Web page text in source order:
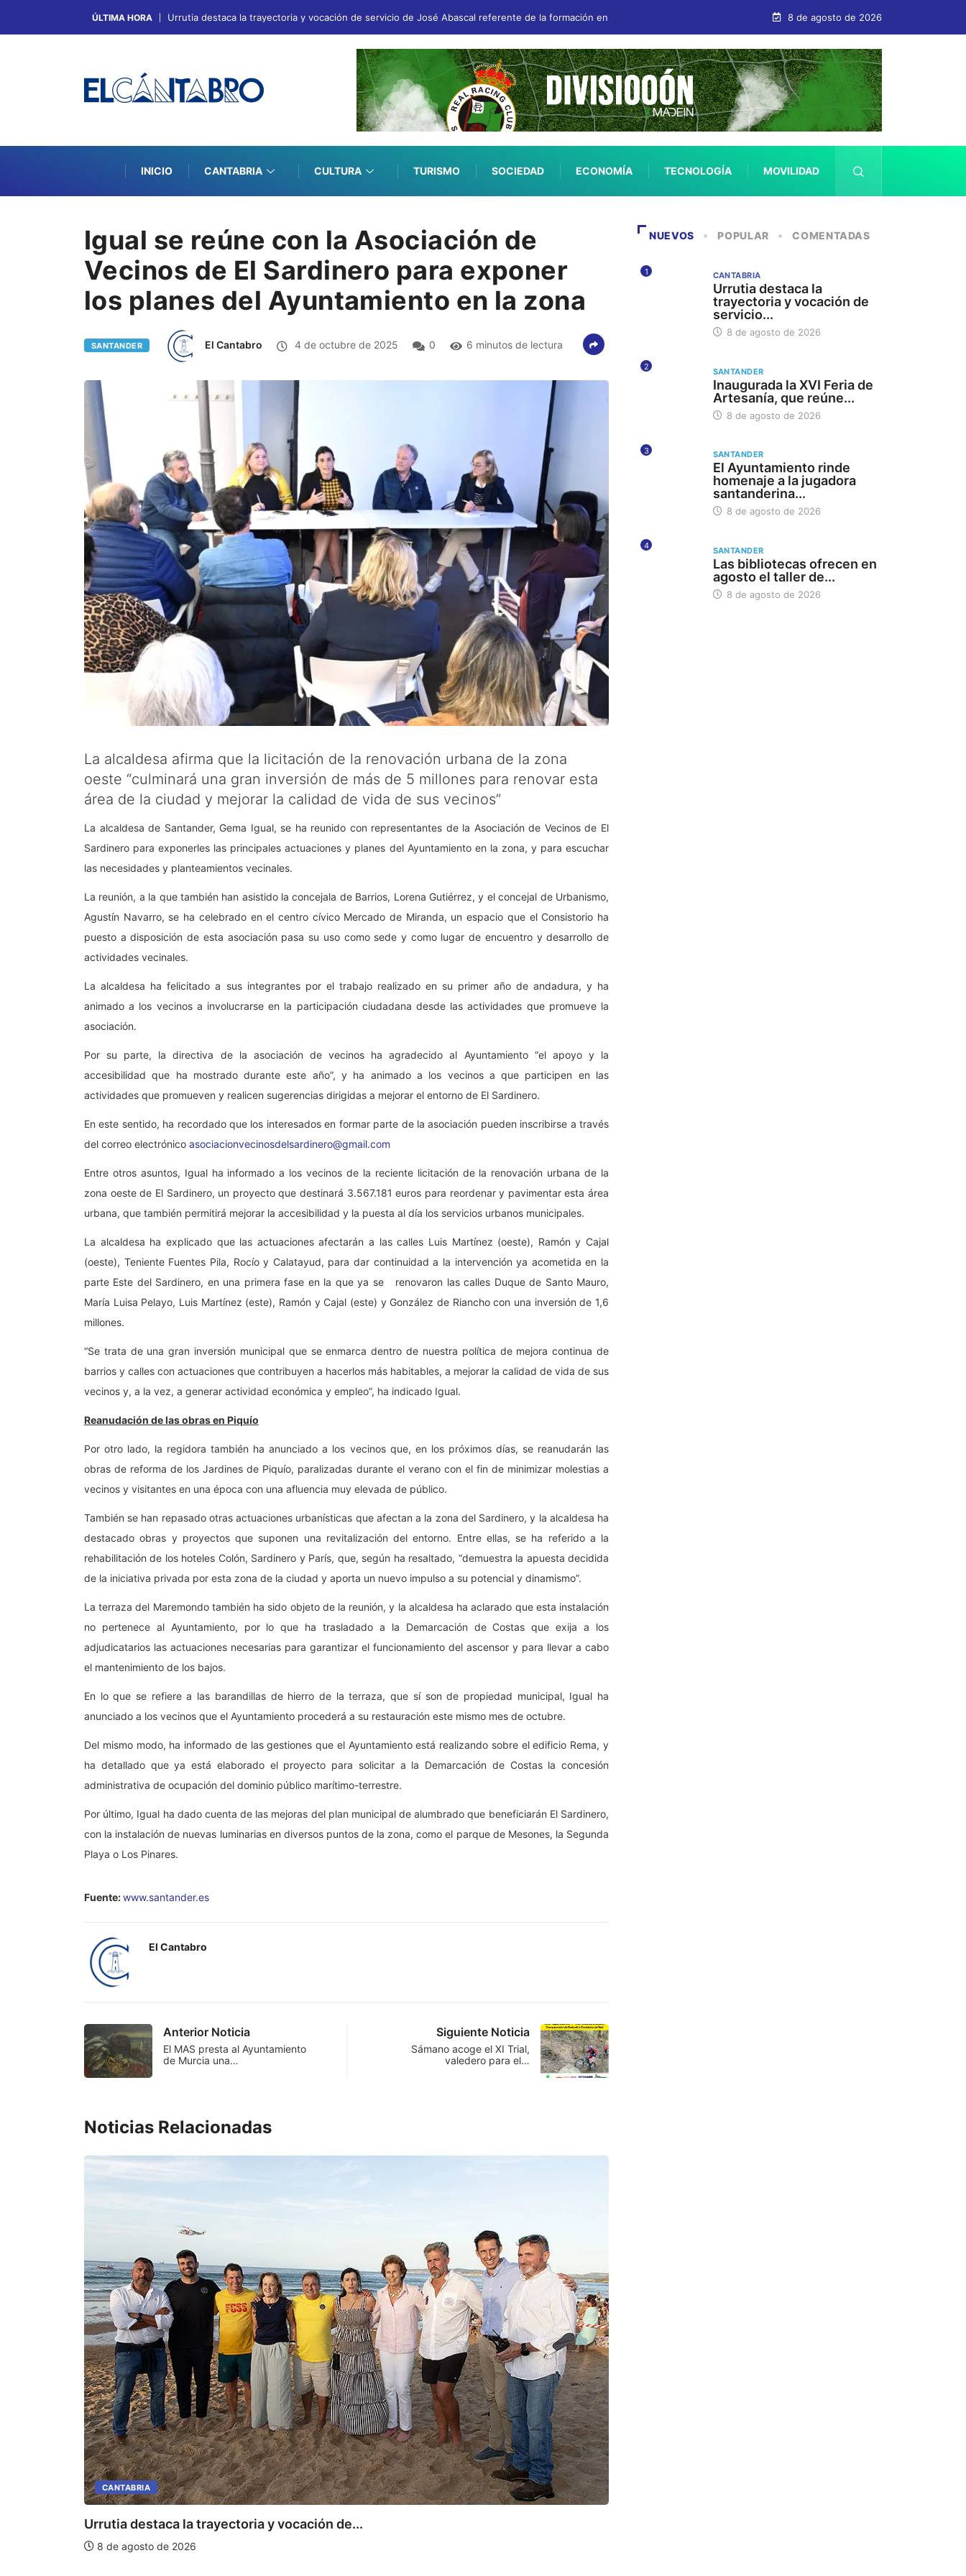
ÚLTIMA HORA Urrutia destaca la trayectoria y vocación de servicio de José Abascal referente de la formación en seguridad y prevención en el medio acuático8 de agosto de 2026
INICIO CANTABRIA CULTURA TURISMO SOCIEDAD ECONOMÍA TECNOLOGÍA MOVILIDAD
Igual se reúne con la Asociación de
Vecinos de El Sardinero para exponer
los planes del Ayuntamiento en la zona
SANTANDER El Cantabro 4 de octubre de 2025 0 6 minutos de lectura
La alcaldesa afirma que la licitación de la renovación urbana de la zona
oeste “culminará una gran inversión de más de 5 millones para renovar esta
área de la ciudad y mejorar la calidad de vida de sus vecinos”
La alcaldesa de Santander, Gema Igual, se ha reunido con representantes de la Asociación de Vecinos de El
Sardinero para exponerles las principales actuaciones y planes del Ayuntamiento en la zona, y para escuchar
las necesidades y planteamientos vecinales.
La reunión, a la que también han asistido la concejala de Barrios, Lorena Gutiérrez, y el concejal de Urbanismo,
Agustín Navarro, se ha celebrado en el centro cívico Mercado de Miranda, un espacio que el Consistorio ha
puesto a disposición de esta asociación pasa su uso como sede y como lugar de encuentro y desarrollo de
actividades vecinales.
La alcaldesa ha felicitado a sus integrantes por el trabajo realizado en su primer año de andadura, y ha
animado a los vecinos a involucrarse en la participación ciudadana desde las actividades que promueve la
asociación.
Por su parte, la directiva de la asociación de vecinos ha agradecido al Ayuntamiento “el apoyo y la
accesibilidad que ha mostrado durante este año”, y ha animado a los vecinos a que participen en las
actividades que promueven y realicen sugerencias dirigidas a mejorar el entorno de El Sardinero.
En este sentido, ha recordado que los interesados en formar parte de la asociación pueden inscribirse a través
del correo electrónico asociacionvecinosdelsardinero@gmail.com
Entre otros asuntos, Igual ha informado a los vecinos de la reciente licitación de la renovación urbana de la
zona oeste de El Sardinero, un proyecto que destinará 3.567.181 euros para reordenar y pavimentar esta área
urbana, que también permitirá mejorar la accesibilidad y la puesta al día los servicios urbanos municipales.
La alcaldesa ha explicado que las actuaciones afectarán a las calles Luis Martínez (oeste), Ramón y Cajal
(oeste), Teniente Fuentes Pila, Rocío y Calatayud, para dar continuidad a la intervención ya acometida en la
parte Este del Sardinero, en una primera fase en la que ya se renovaron las calles Duque de Santo Mauro,
María Luisa Pelayo, Luis Martínez (este), Ramón y Cajal (este) y González de Riancho con una inversión de 1,6
millones.
“Se trata de una gran inversión municipal que se enmarca dentro de nuestra política de mejora continua de
barrios y calles con actuaciones que contribuyen a hacerlos más habitables, a mejorar la calidad de vida de sus
vecinos y, a la vez, a generar actividad económica y empleo”, ha indicado Igual.
Reanudación de las obras en Piquío
Por otro lado, la regidora también ha anunciado a los vecinos que, en los próximos días, se reanudarán las
obras de reforma de los Jardines de Piquío, paralizadas durante el verano con el fin de minimizar molestias a
vecinos y visitantes en una época con una afluencia muy elevada de público.
También se han repasado otras actuaciones urbanísticas que afectan a la zona del Sardinero, y la alcaldesa ha
destacado obras y proyectos que suponen una revitalización del entorno. Entre ellas, se ha referido a la
rehabilitación de los hoteles Colón, Sardinero y París, que, según ha resaltado, “demuestra la apuesta decidida
de la iniciativa privada por esta zona de la ciudad y aporta un nuevo impulso a su potencial y dinamismo”.
La terraza del Maremondo también ha sido objeto de la reunión, y la alcaldesa ha aclarado que esta instalación
no pertenece al Ayuntamiento, por lo que ha trasladado a la Demarcación de Costas que exija a los
adjudicatarios las actuaciones necesarias para garantizar el funcionamiento del ascensor y para llevar a cabo
el mantenimiento de los bajos.
En lo que se refiere a las barandillas de hierro de la terraza, que sí son de propiedad municipal, Igual ha
anunciado a los vecinos que el Ayuntamiento procederá a su restauración este mismo mes de octubre.
Del mismo modo, ha informado de las gestiones que el Ayuntamiento está realizando sobre el edificio Rema, y
ha detallado que ya está elaborado el proyecto para solicitar a la Demarcación de Costas la concesión
administrativa de ocupación del dominio público marítimo-terrestre.
Por último, Igual ha dado cuenta de las mejoras del plan municipal de alumbrado que beneficiarán El Sardinero,
con la instalación de nuevas luminarias en diversos puntos de la zona, como el parque de Mesones, la Segunda
Playa o Los Pinares.
Fuente:www.santander.es
El Cantabro
Anterior Noticia
El MAS presta al Ayuntamiento
de Murcia una…
Siguiente Noticia
Sámano acoge el XI Trial,
valedero para el…
Noticias Relacionadas
CANTABRIA
Urrutia destaca la trayectoria y vocación de...
8 de agosto de 2026
NUEVOS POPULAR COMENTADAS
1 CANTABRIA
Urrutia destaca la
trayectoria y vocación de
servicio...
8 de agosto de 2026
2 SANTANDER
Inaugurada la XVI Feria de
Artesanía, que reúne...
8 de agosto de 2026
3 SANTANDER
El Ayuntamiento rinde
homenaje a la jugadora
santanderina...
8 de agosto de 2026
4 SANTANDER
Las bibliotecas ofrecen en
agosto el taller de...
8 de agosto de 2026